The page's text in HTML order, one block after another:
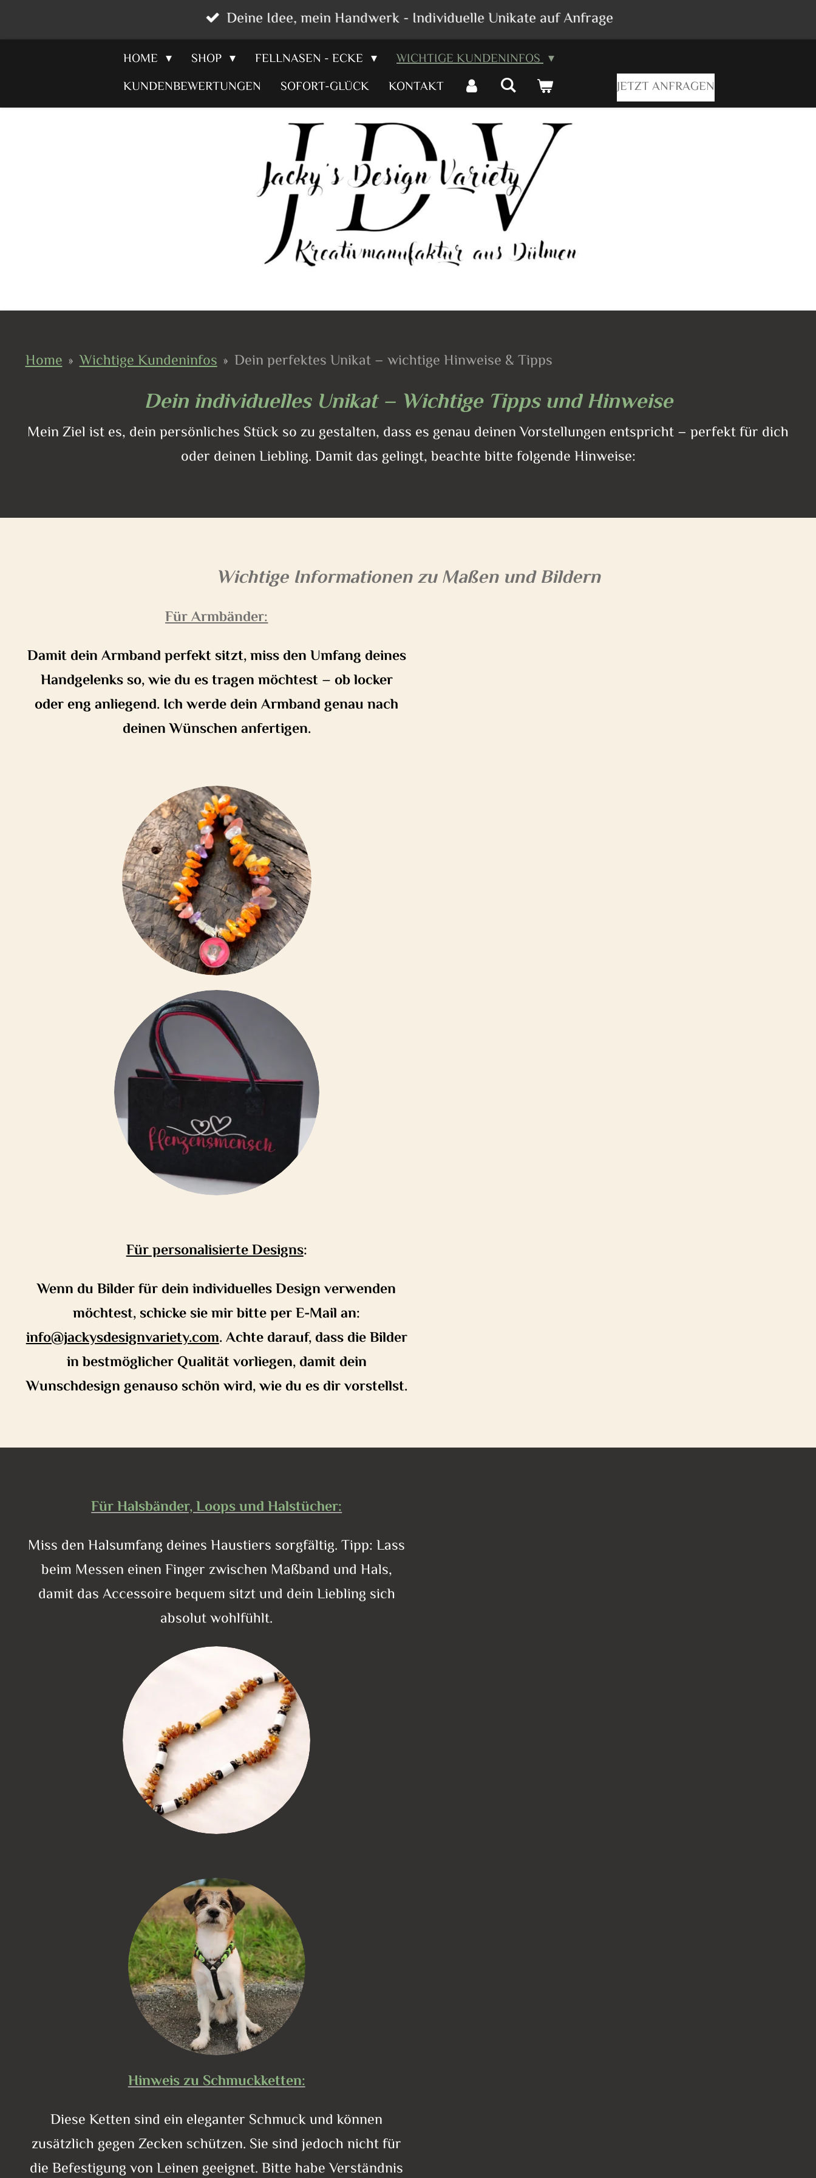
Hauptinhalt
Deine Idee, mein Handwerk - Individuelle Unikate auf Anfrage
HOME SHOP FELLNASEN - ECKE
WICHTIGE KUNDENINFOS
KUNDENBEWERTUNGEN
SOFORT-GLÜCK KONTAKT JETZT ANFRAGEN
Home » Wichtige Kundeninfos » Dein perfektes Unikat – wichtige Hinweise & Tipps
Dein individuelles Unikat – Wichtige Tipps und Hinweise
Mein Ziel ist es, dein persönliches Stück so zu gestalten, dass es genau deinen Vorstellungen entspricht – perfekt für dich
oder deinen Liebling. Damit das gelingt, beachte bitte folgende Hinweise:
Wichtige Informationen zu Maßen und Bildern
Für Armbänder:
Damit dein Armband perfekt sitzt, miss den Umfang deines
Handgelenks so, wie du es tragen möchtest – ob locker
oder eng anliegend. Ich werde dein Armband genau nach
deinen Wünschen anfertigen.
Für personalisierte Designs:
Wenn du Bilder für dein individuelles Design verwenden
möchtest, schicke sie mir bitte per E-Mail an:
info@jackysdesignvariety.com. Achte darauf, dass die Bilder
in bestmöglicher Qualität vorliegen, damit dein
Wunschdesign genauso schön wird, wie du es dir vorstellst.
Für Halsbänder, Loops und Halstücher:
Miss den Halsumfang deines Haustiers sorgfältig. Tipp: Lass
beim Messen einen Finger zwischen Maßband und Hals,
damit das Accessoire bequem sitzt und dein Liebling sich
absolut wohlfühlt.
Hinweis zu Schmuckketten:
Diese Ketten sind ein eleganter Schmuck und können
zusätzlich gegen Zecken schützen. Sie sind jedoch nicht für
die Befestigung von Leinen geeignet. Bitte habe Verständnis